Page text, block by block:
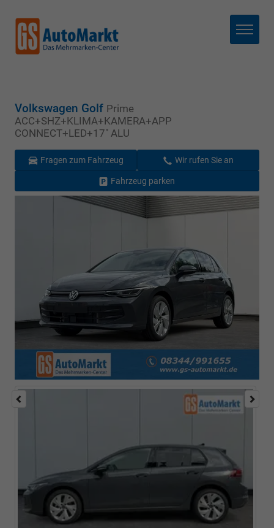
Menü
Volkswagen Golf Prime
ACC+SHZ+KLIMA+KAMERA+APP
CONNECT+LED+17" ALU
Fragen zum Fahrzeug Wir rufen Sie an
Fahrzeug parken